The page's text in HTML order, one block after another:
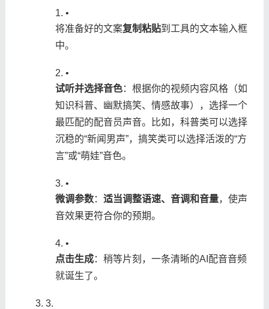
•
将准备好的文案​​复制粘贴​​到工具的文本输入框
中。
•
​试听并选择音色​​：根据你的视频内容风格（如
知识科普、幽默搞笑、情感故事），选择一个
最匹配的配音员声音。比如，科普类可以选择
沉稳的“新闻男声”，搞笑类可以选择活泼的“方
言”或“萌娃”音色。
•
​微调参数​​：​ ​适当调整语速、音调和音量​​，使声
音效果更符合你的预期。
•
​点击生成​​：稍等片刻，一条清晰的AI配音音频
就诞生了。
3.